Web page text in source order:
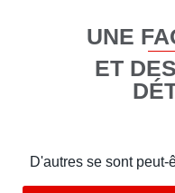
UNE
ET
D'autres se sont